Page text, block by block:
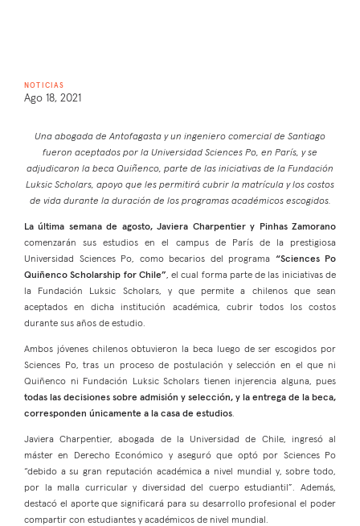
NOTICIAS
Ago 18, 2021
Una abogada de Antofagasta y un ingeniero comercial de Santiago
fueron aceptados por la Universidad Sciences Po, en París, y se
adjudicaron la beca Quiñenco, parte de las iniciativas de la Fundación
Luksic Scholars, apoyo que les permitirá cubrir la matrícula y los costos
de vida durante la duración de los programas académicos escogidos.
La última semana de agosto, Javiera Charpentier y Pinhas Zamorano
comenzarán sus estudios en el campus de París de la prestigiosa
Universidad Sciences Po, como becarios del programa “Sciences Po
Quiñenco Scholarship for Chile”, el cual forma parte de las iniciativas de
la Fundación Luksic Scholars, y que permite a chilenos que sean
aceptados en dicha institución académica, cubrir todos los costos
durante sus años de estudio.
Ambos jóvenes chilenos obtuvieron la beca luego de ser escogidos por
Sciences Po, tras un proceso de postulación y selección en el que ni
Quiñenco ni Fundación Luksic Scholars tienen injerencia alguna, pues
todas las decisiones sobre admisión y selección, y la entrega de la beca,
corresponden únicamente a la casa de estudios.
Javiera Charpentier, abogada de la Universidad de Chile, ingresó al
máster en Derecho Económico y aseguró que optó por Sciences Po
“debido a su gran reputación académica a nivel mundial y, sobre todo,
por la malla curricular y diversidad del cuerpo estudiantil”. Además,
destacó el aporte que significará para su desarrollo profesional el poder
compartir con estudiantes y académicos de nivel mundial.